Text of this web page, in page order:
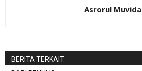
Asrorul Muvida
BERITA TERKAIT